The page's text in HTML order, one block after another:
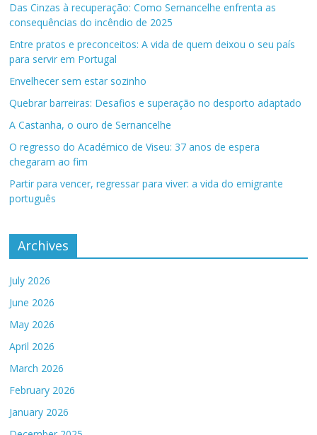
Das Cinzas à recuperação: Como Sernancelhe enfrenta as
consequências do incêndio de 2025
Entre pratos e preconceitos: A vida de quem deixou o seu país
para servir em Portugal
Envelhecer sem estar sozinho
Quebrar barreiras: Desafios e superação no desporto adaptado
A Castanha, o ouro de Sernancelhe
O regresso do Académico de Viseu: 37 anos de espera
chegaram ao fim
Partir para vencer, regressar para viver: a vida do emigrante
português
Archives
July 2026
June 2026
May 2026
April 2026
March 2026
February 2026
January 2026